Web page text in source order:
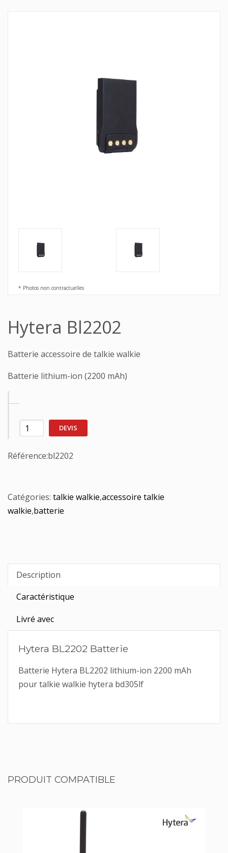
* Photos non contractuelles
Hytera Bl2202
Batterie accessoire de talkie walkie
Batterie lithium-ion (2200 mAh)
DEVIS
Référence:bl2202
Catégories: talkie walkie,accessoire talkie
walkie,batterie
Description
Caractéristique
Livré avec
Hytera BL2202 Batterie
Batterie Hytera BL2202 lithium-ion 2200 mAh
pour talkie walkie hytera bd305lf
PRODUIT COMPATIBLE